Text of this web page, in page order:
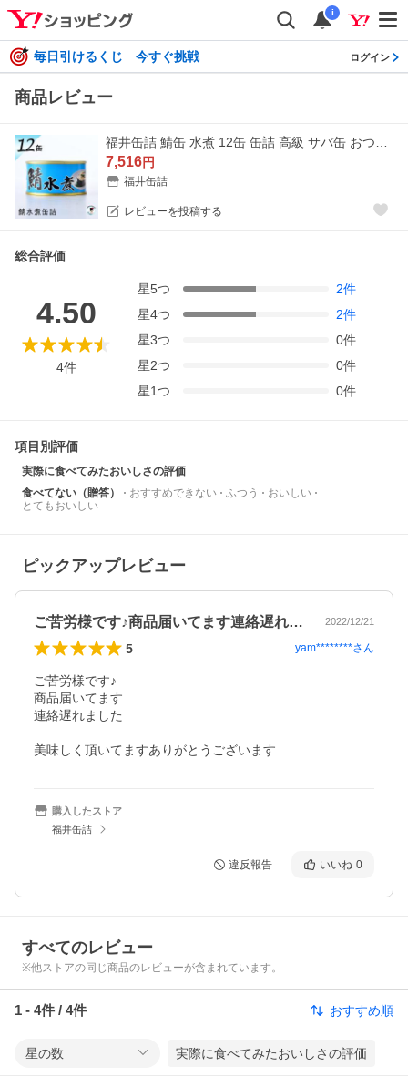
i
毎日引けるくじ 今すぐ挑戦 ログイン
商品レビュー
7,516円
福井缶詰
レビューを投稿する
総合評価
4.50
4件
星5つ 2件
星4つ 2件
星3つ 0件
星2つ 0件
星1つ 0件
項目別評価
実際に食べてみたおいしさの評価
食べてない（贈答）
おすすめできない ふつう
おいしい
とてもおいしい
ピックアップレビュー
ご苦労様です♪商品届いてます連絡遅れま… 2022/12/21
5 yam********さん
ご苦労様です♪
商品届いてます
連絡遅れました
美味しく頂いてますありがとうございます
購入したストア
福井缶詰
違反報告 いいね 0
すべてのレビュー
※他ストアの同じ商品のレビューが含まれています。
1 - 4件 / 4件 おすすめ順
星の数 実際に食べてみたおいしさの評価